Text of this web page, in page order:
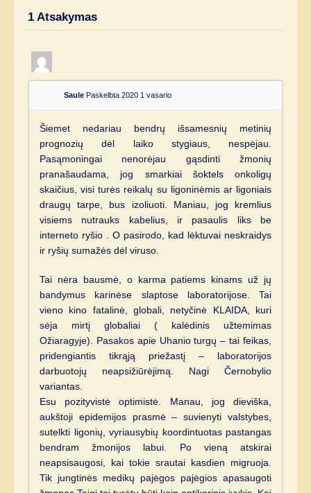
1 Atsakymas
Saule Paskelbta 2020 1 vasario
Šiemet nedariau bendrų išsamesnių metinių
prognozių dėl laiko stygiaus, nespėjau.
Pasąmoningai nenorėjau gąsdinti žmonių
pranašaudama, jog smarkiai šoktels onkoligų
skaičius, visi turės reikalų su ligoninėmis ar ligoniais
draugų tarpe, bus izoliuoti. Maniau, jog kremlius
visiems nutrauks kabelius, ir pasaulis liks be
interneto ryšio . O pasirodo, kad lėktuvai neskraidys
ir ryšių sumažės dėl viruso.
Tai nėra bausmė, o karma patiems kinams už jų
bandymus karinėse slaptose laboratorijose. Tai
vieno kino fatalinė, globali, netyčinė KLAIDA, kuri
sėja mirtį globaliai ( kalėdinis užtemimas
Ožiaragyje). Pasakos apie Uhanio turgų – tai feikas,
pridengiantis tikrąją priežastį – laboratorijos
darbuotojų neapsižiūrėjimą. Nagi Černobylio
variantas.
Esu pozityvistė optimistė. Manau, jog dieviška,
aukštoji epidemijos prasmė – suvienyti valstybes,
sutelkti ligonių, vyriausybių koordintuotas pastangas
bendram žmonijos labui. Po vieną atskirai
neapsisaugosi, kai tokie srautai kasdien migruoja.
Tik jungtinės medikų pajėgos pajėgios apasaugoti